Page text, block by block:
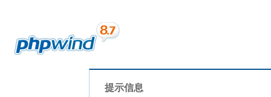
提示信息